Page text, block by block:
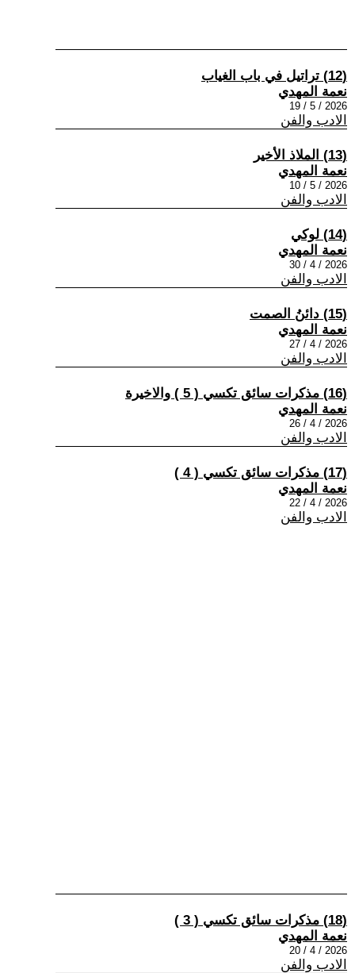
(12) تراتيل في باب الغياب
نعمة المهدي
2026 / 5 / 19
الادب والفن
(13) الملاذ الأخير
نعمة المهدي
2026 / 5 / 10
الادب والفن
(14) لوكي
نعمة المهدي
2026 / 4 / 30
الادب والفن
(15) دائنُ الصمت
نعمة المهدي
2026 / 4 / 27
الادب والفن
(16) مذكرات سائق تكسي ( 5 ) والاخيرة
نعمة المهدي
2026 / 4 / 26
الادب والفن
(17) مذكرات سائق تكسي ( 4 )
نعمة المهدي
2026 / 4 / 22
الادب والفن
(18) مذكرات سائق تكسي ( 3 )
نعمة المهدي
2026 / 4 / 20
الادب والفن